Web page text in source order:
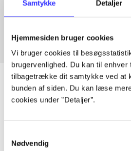
Samtykke Detaljer
Hjemmesiden bruger cookies
Vi bruger cookies til
brugervenlighed. Du kan til
tilbagetrække dit samtykke ved at
bunden af siden. Du kan læse
cookies under ”Detaljer”.
Nødvendig